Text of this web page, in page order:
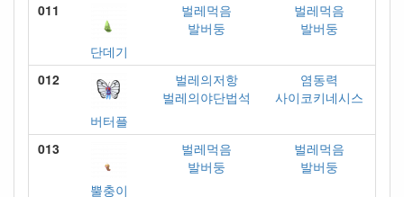
011
단데기
벌레먹음
발버둥
벌레먹음
발버둥
012
버터플
벌레의저항
벌레의야단법석
염동력
사이코키네시스
013
뿔충이
벌레먹음
발버둥
벌레먹음
발버둥